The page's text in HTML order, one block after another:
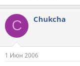
C Chukcha
1 Июн 2006